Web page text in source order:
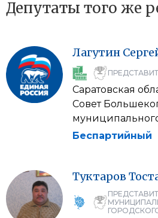
Депутаты того же
Лагутин
Саратовская
Совет
Беспартийный
Туктаров